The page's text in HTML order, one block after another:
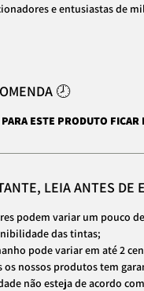
e entusiastas de
🕗
ESTE PRODUTO FICAR
LEIA ANTES DE
podem variar um pouco
das tintas;
pode variar em até 2
os nossos produtos tem
não esteja de acordo